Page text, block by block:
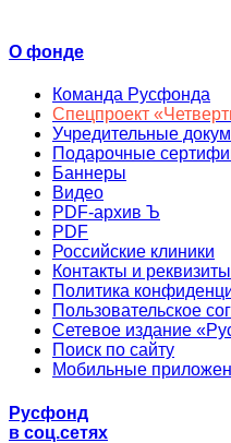
О фонде
Команда Русфонда
Спецпроект
Учредительные
Подарочные
Баннеры
Видео
PDF-архив Ъ
PDF
Российские клиники
Контакты и реквизиты
Политика
Пользовательское
Сетевое издание
Поиск по сайту
Мобильные
Русфонд
в соц.сетях